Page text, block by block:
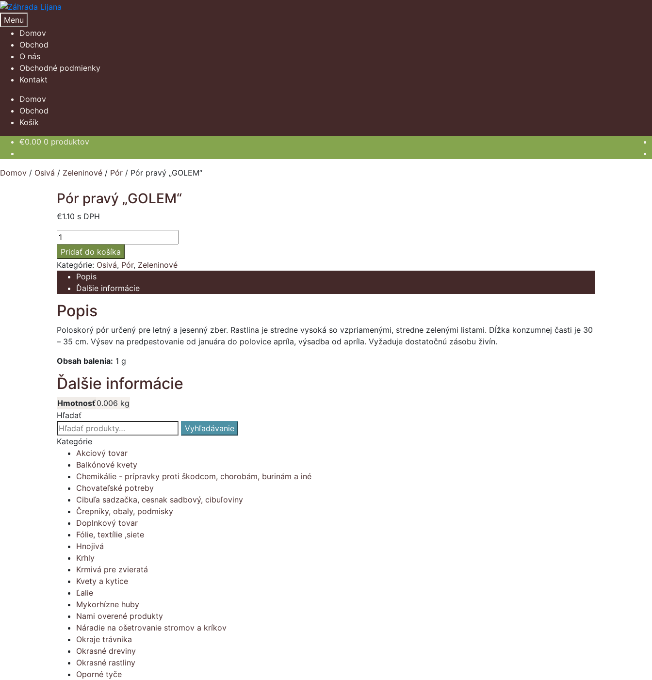
Preskočiť
na
navigáciu
Preskočiť
na
obsah
Menu
Domov
Obchod
O nás
Obchodné podmienky
Kontakt
Domov
Obchod
Košík
€0.00 0 produktov
Domov / Osivá / Zeleninové / Pór / Pór pravý „GOLEM“
Pór pravý „GOLEM“
€1.10 s DPH
množstvo
Pór
pravý
"GOLEM"
Pridať do košíka
Kategórie: Osivá, Pór, Zeleninové
Popis
Ďalšie informácie
Popis
Poloskorý pór určený pre letný a jesenný zber. Rastlina je stredne vysoká so vzpriamenými, stredne zelenými listami. Dĺžka konzumnej časti je 30
– 35 cm. Výsev na predpestovanie od januára do polovice apríla, výsadba od apríla. Vyžaduje dostatočnú zásobu živín.
Obsah balenia: 1 g
Ďalšie informácie
Hmotnosť0.006 kg
Hľadať
Hľadať:
Vyhľadávanie
Kategórie
Akciový tovar
Balkónové kvety
Chemikálie - prípravky proti škodcom, chorobám, burinám a iné
Chovateľské potreby
Cibuľa sadzačka, cesnak sadbový, cibuľoviny
Črepníky, obaly, podmisky
Doplnkový tovar
Fólie, textílie ,siete
Hnojivá
Krhly
Krmivá pre zvieratá
Kvety a kytice
Ľalie
Mykorhízne huby
Nami overené produkty
Náradie na ošetrovanie stromov a kríkov
Okraje trávnika
Okrasné dreviny
Okrasné rastliny
Oporné tyče